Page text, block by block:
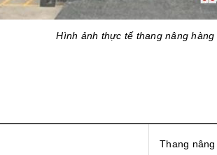
Hình ảnh thực tế thang nâng hàng
Thang